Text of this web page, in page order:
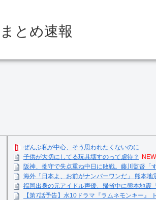
とめ速報
ぜんぶ私が中心、そう思われたくないのに
子供が大切にしてる玩具壊すのって虐待？
阪神、拙守で失点重ね中日に敗戦。藤川監督「
海外「日本よ、お前がナンバーワンだ」 熊本
福岡出身の元アイドル声優、帰省中に熊本地震
【第7話予告】水10ドラマ『ラムネモンキー』